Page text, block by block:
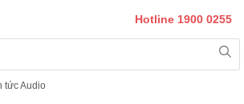
Hotline 1900 0255
tức Audio